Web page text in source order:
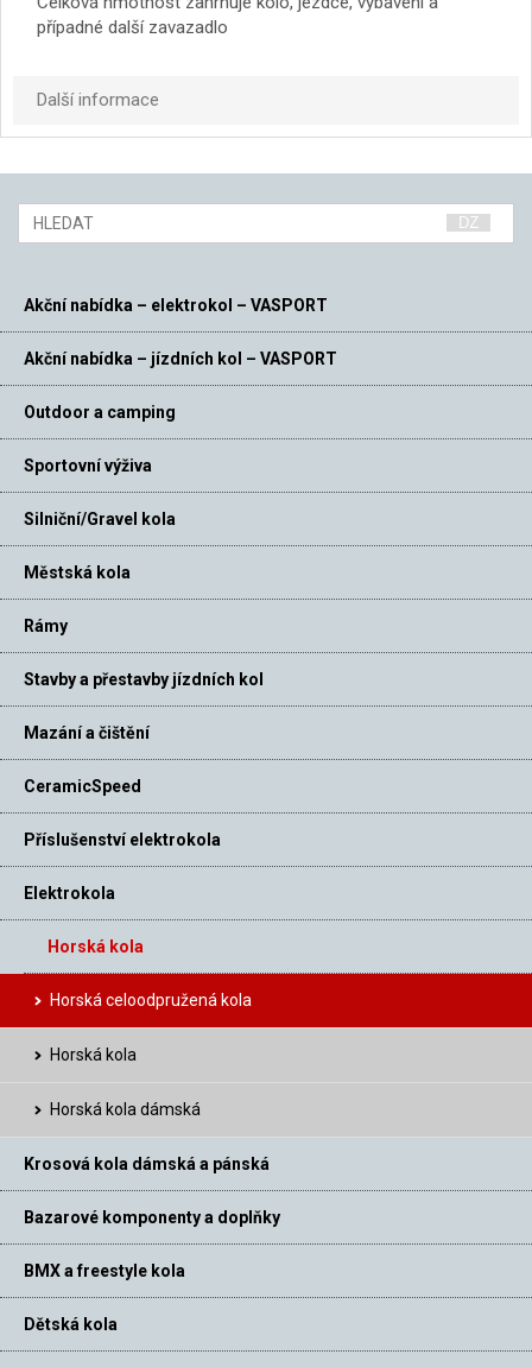
případné další zavazadlo
Další informace
Akční nabídka – elektrokol – VASPORT
Akční nabídka – jízdních kol – VASPORT
Outdoor a camping
Sportovní výživa
Silniční/Gravel kola
Městská kola
Rámy
Stavby a přestavby jízdních kol
Mazání a čištění
CeramicSpeed
Příslušenství elektrokola
Elektrokola
Horská kola
Horská celoodpružená kola
Horská kola
Horská kola dámská
Krosová kola dámská a pánská
Bazarové komponenty a doplňky
BMX a freestyle kola
Dětská kola